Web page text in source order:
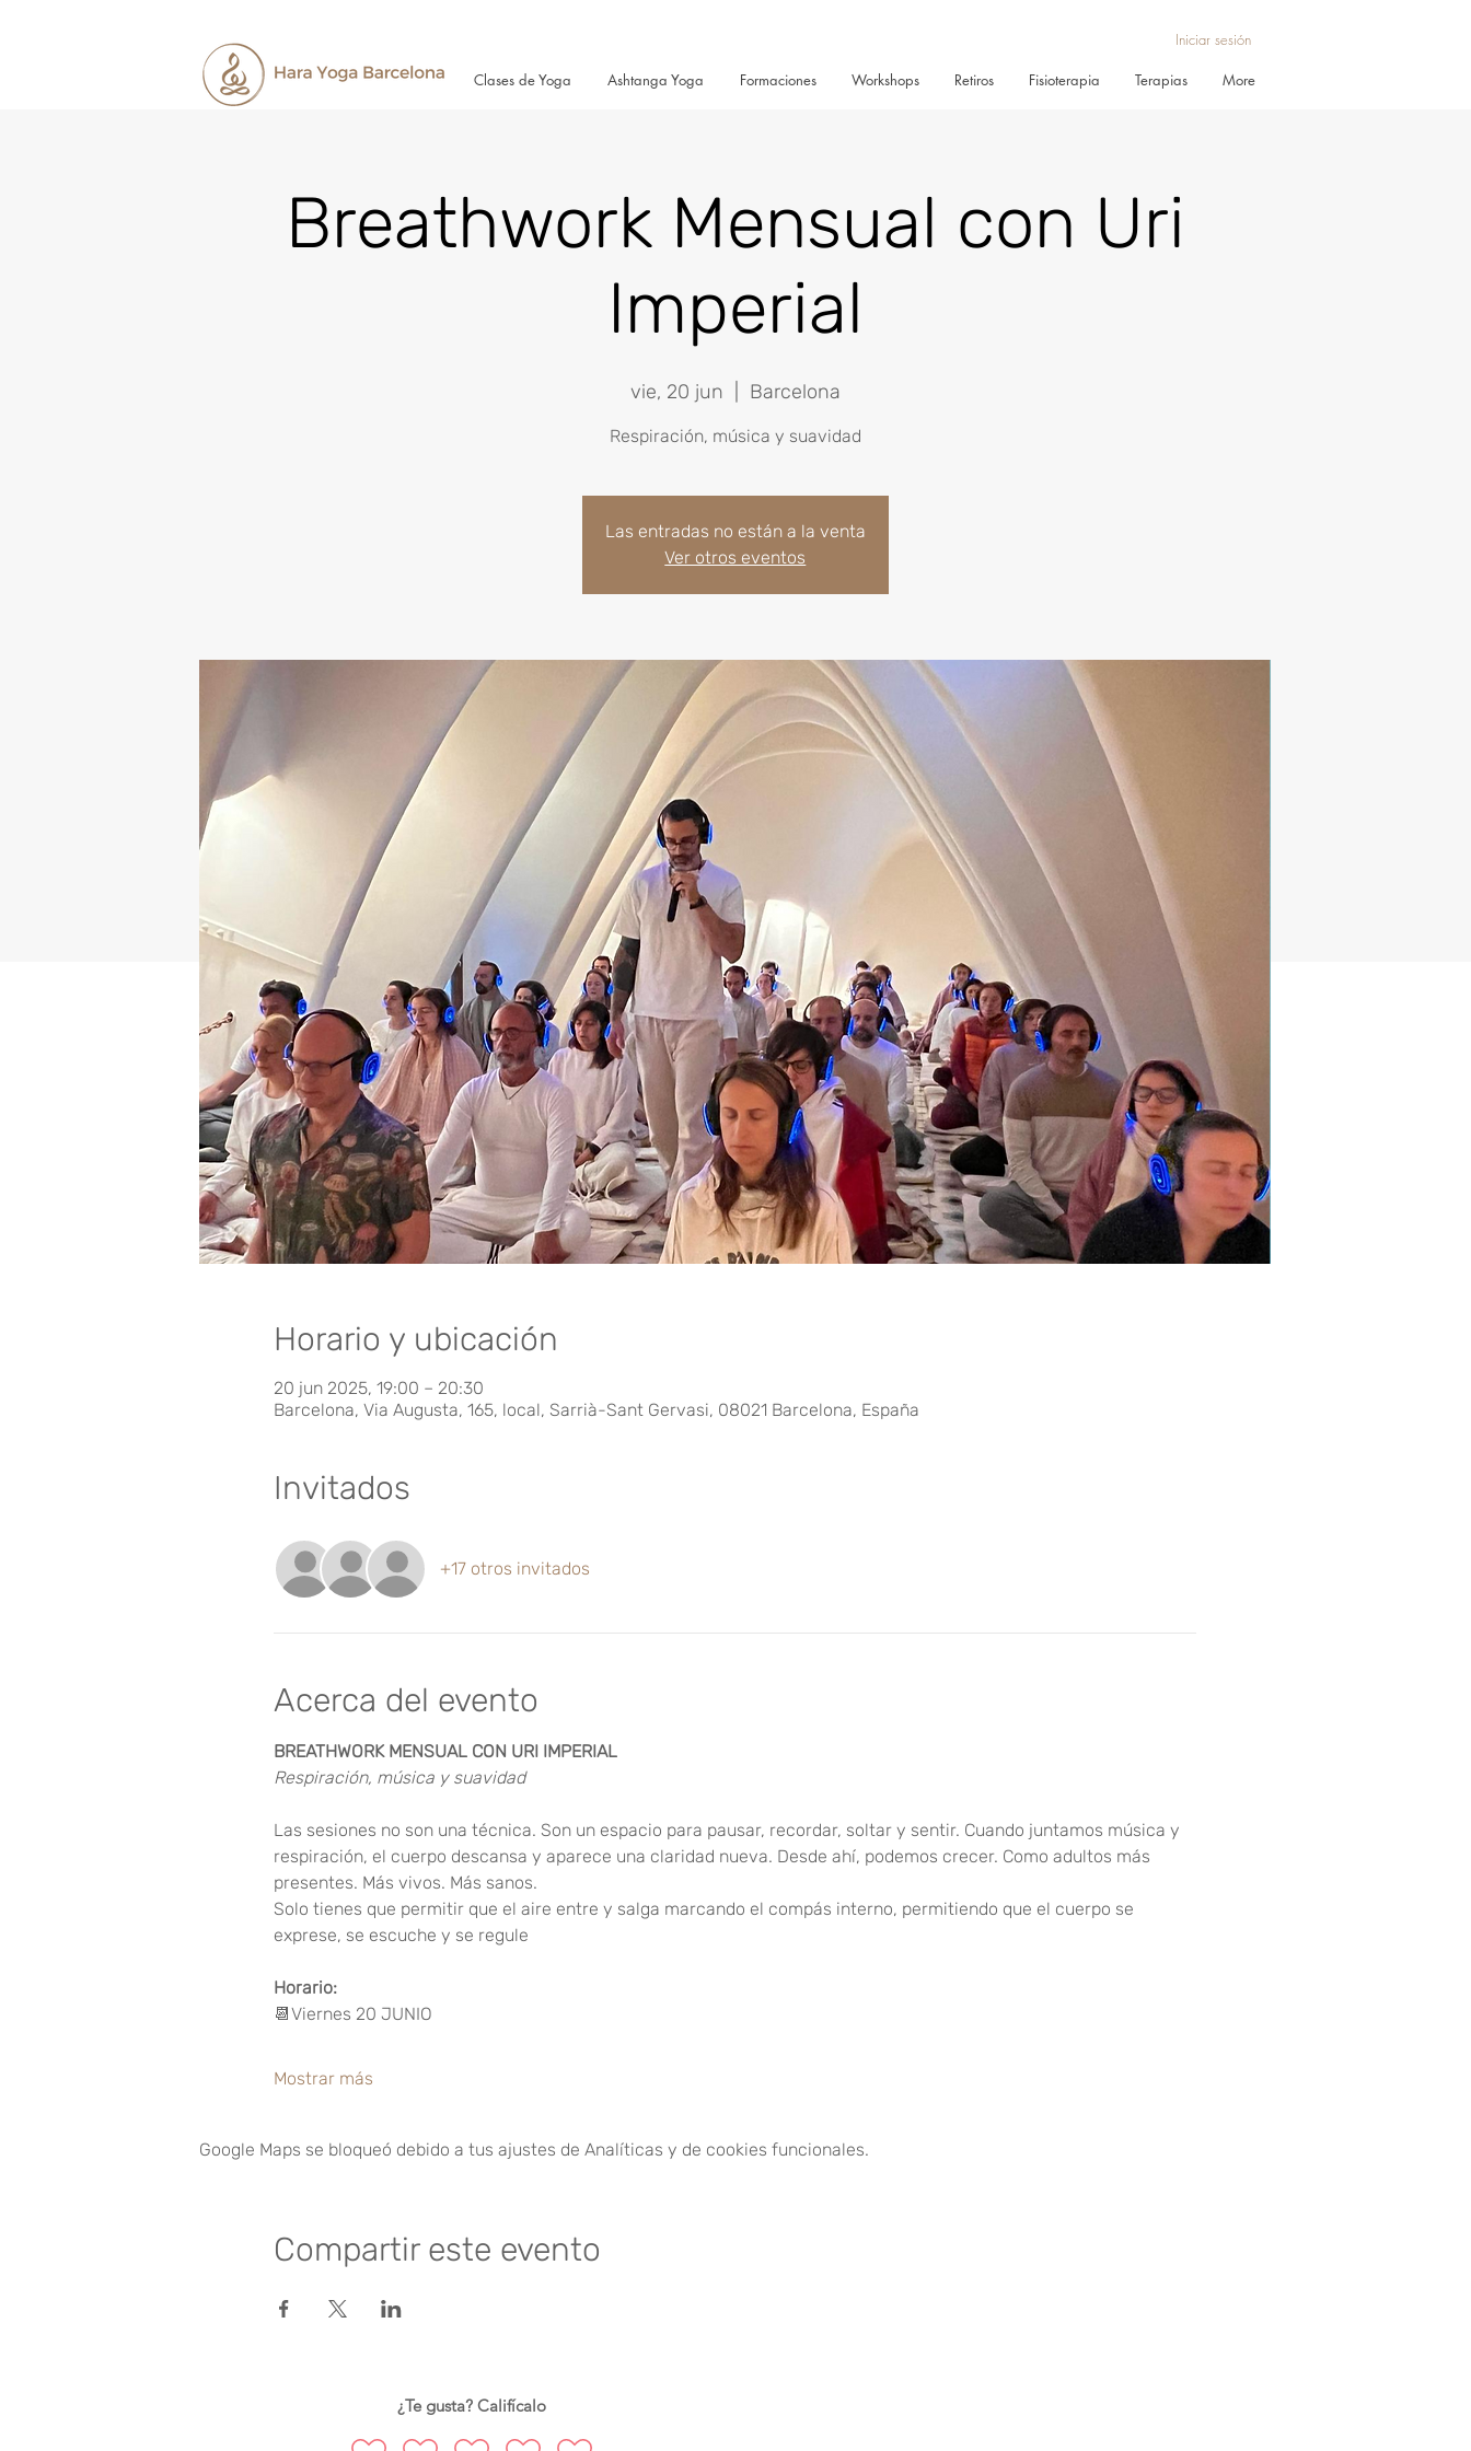
Iniciar sesión
Clases de Yoga Ashtanga Yoga Formaciones Workshops Retiros Fisioterapia Terapias More
Breathwork Mensual con Uri
Imperial
vie, 20 jun Barcelona
Respiración, música y suavidad
Las entradas no están a la venta
Ver otros eventos
Horario y ubicación
20 jun 2025, 19:00 – 20:30
Barcelona, Via Augusta, 165, local, Sarrià-Sant Gervasi, 08021 Barcelona, España
Invitados
+17 otros invitados
Acerca del evento
BREATHWORK MENSUAL CON URI IMPERIAL
Respiración, música y suavidad
Las sesiones no son una técnica. Son un espacio para pausar, recordar, soltar y sentir. Cuando juntamos música y
respiración, el cuerpo descansa y aparece una claridad nueva. Desde ahí, podemos crecer. Como adultos más
presentes. Más vivos. Más sanos.
Solo tienes que permitir que el aire entre y salga marcando el compás interno, permitiendo que el cuerpo se
exprese, se escuche y se regule
Horario:
📆Viernes 20 JUNIO
Mostrar más
Google Maps se bloqueó debido a tus ajustes de Analíticas y de cookies funcionales.
Compartir este evento
¿Te gusta? Califícalo